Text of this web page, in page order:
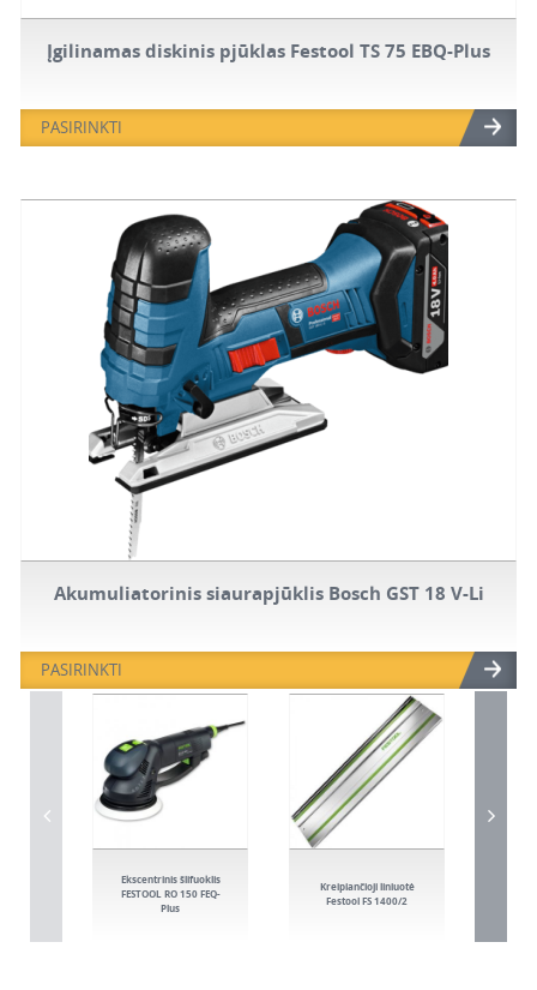
Įgilinamas diskinis pjūklas Festool TS 75 EBQ-Plus
PASIRINKTI
Akumuliatorinis siaurapjūklis Bosch GST 18 V-Li
PASIRINKTI
Ekscentrinis šlifuoklis
FESTOOL RO 150 FEQ-
Plus
Kreipiančioji liniuotė
Festool FS 1400/2